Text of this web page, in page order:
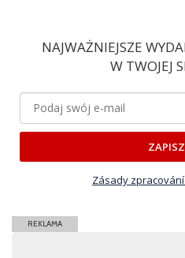
NAJWAŻNIEJSZE
W TWOJEJ
Zásady
REKLAMA